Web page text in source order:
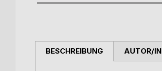
BESCHREIBUNG AUTOR/IN